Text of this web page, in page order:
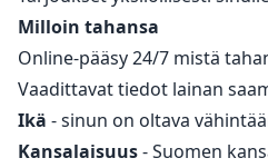
Milloin tahansa
Online-pääsy 24/7 mistä
Vaadittavat tiedot lainan
Ikä - sinun on oltava
Kansalaisuus- Suomen